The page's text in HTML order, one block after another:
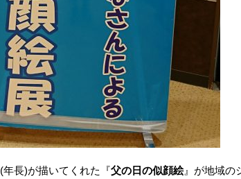
(年長)が描いてくれた『父の日の似顔絵』が地域の